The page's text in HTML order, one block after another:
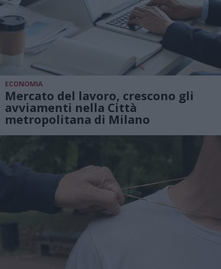
ECONOMIA
Mercato del lavoro, crescono gli
avviamenti nella Città
metropolitana di Milano